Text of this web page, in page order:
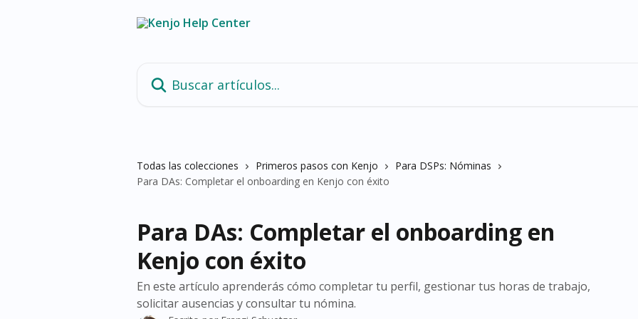
Todas las colecciones Primeros pasos con Kenjo
Para DSPs: Nóminas
Para DAs: Completar el onboarding en Kenjo con éxito
Para DAs: Completar el onboarding en
Kenjo con éxito
En este artículo aprenderás cómo completar tu perfil, gestionar tus horas de trabajo,
solicitar ausencias y consultar tu nómina.